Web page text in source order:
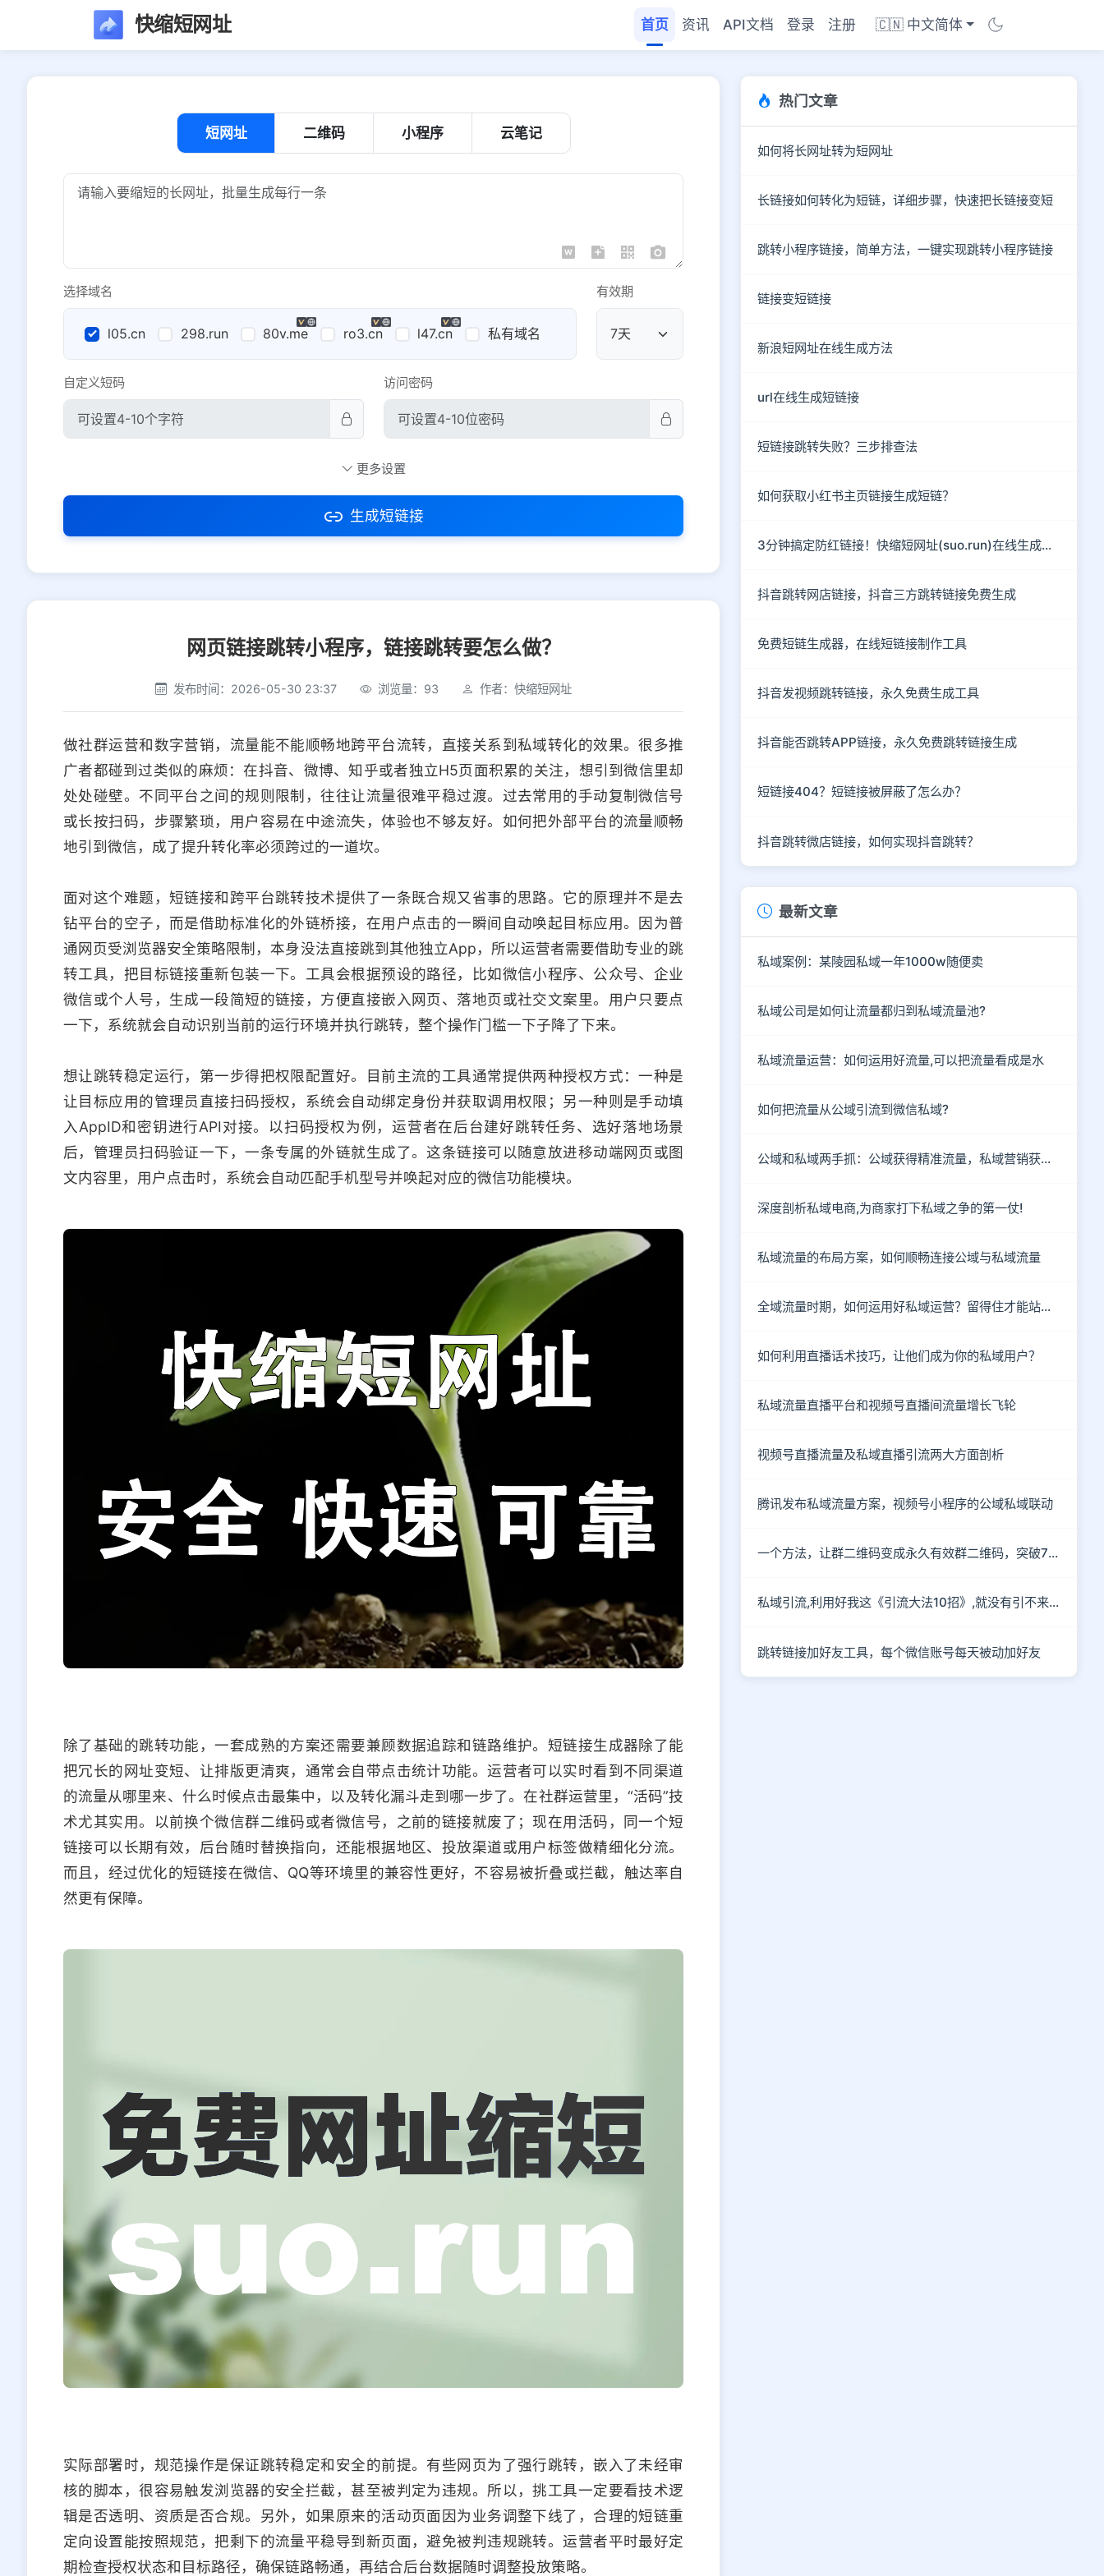
快缩短网址 首页 资讯 API文档 登录 注册 🇨🇳 中文简体
短网址 二维码 小程序 云笔记
选择域名
l05.cn 298.run 80v.me ro3.cn l47.cn 私有域名 公共域名
有效期
自定义短码 访问密码
社交平台 电商平台
选择防红平台类型，避免链接被拦截
平台设置
iOS Android PC 其他
更多设置
生成短链接
网页链接跳转小程序，链接跳转要怎么做？
发布时间：2026-05-30 23:37 浏览量：93 作者：快缩短网址
做社群运营和数字营销，流量能不能顺畅地跨平台流转，直接关系到私域转化的效果。很多推
广者都碰到过类似的麻烦：在抖音、微博、知乎或者独立H5页面积累的关注，想引到微信里却
处处碰壁。不同平台之间的规则限制，往往让流量很难平稳过渡。过去常用的手动复制微信号
或长按扫码，步骤繁琐，用户容易在中途流失，体验也不够友好。如何把外部平台的流量顺畅
地引到微信，成了提升转化率必须跨过的一道坎。
面对这个难题，短链接和跨平台跳转技术提供了一条既合规又省事的思路。它的原理并不是去
钻平台的空子，而是借助标准化的外链桥接，在用户点击的一瞬间自动唤起目标应用。因为普
通网页受浏览器安全策略限制，本身没法直接跳到其他独立App，所以运营者需要借助专业的跳
转工具，把目标链接重新包装一下。工具会根据预设的路径，比如微信小程序、公众号、企业
微信或个人号，生成一段简短的链接，方便直接嵌入网页、落地页或社交文案里。用户只要点
一下，系统就会自动识别当前的运行环境并执行跳转，整个操作门槛一下子降了下来。
想让跳转稳定运行，第一步得把权限配置好。目前主流的工具通常提供两种授权方式：一种是
让目标应用的管理员直接扫码授权，系统会自动绑定身份并获取调用权限；另一种则是手动填
入AppID和密钥进行API对接。以扫码授权为例，运营者在后台建好跳转任务、选好落地场景
后，管理员扫码验证一下，一条专属的外链就生成了。这条链接可以随意放进移动端网页或图
文内容里，用户点击时，系统会自动匹配手机型号并唤起对应的微信功能模块。
除了基础的跳转功能，一套成熟的方案还需要兼顾数据追踪和链路维护。短链接生成器除了能
把冗长的网址变短、让排版更清爽，通常会自带点击统计功能。运营者可以实时看到不同渠道
的流量从哪里来、什么时候点击最集中，以及转化漏斗走到哪一步了。在社群运营里，“活码”技
术尤其实用。以前换个微信群二维码或者微信号，之前的链接就废了；现在用活码，同一个短
链接可以长期有效，后台随时替换指向，还能根据地区、投放渠道或用户标签做精细化分流。
而且，经过优化的短链接在微信、QQ等环境里的兼容性更好，不容易被折叠或拦截，触达率自
然更有保障。
实际部署时，规范操作是保证跳转稳定和安全的前提。有些网页为了强行跳转，嵌入了未经审
核的脚本，很容易触发浏览器的安全拦截，甚至被判定为违规。所以，挑工具一定要看技术逻
辑是否透明、资质是否合规。另外，如果原来的活动页面因为业务调整下线了，合理的短链重
定向设置能按照规范，把剩下的流量平稳导到新页面，避免被判违规跳转。运营者平时最好定
期检查授权状态和目标路径，确保链路畅通，再结合后台数据随时调整投放策略。
热门文章
如何将长网址转为短网址
长链接如何转化为短链，详细步骤，快速把长链接变短
跳转小程序链接，简单方法，一键实现跳转小程序链接
链接变短链接
新浪短网址在线生成方法
url在线生成短链接
短链接跳转失败？三步排查法
如何获取小红书主页链接生成短链？
3分钟搞定防红链接！快缩短网址(suo.run)在线生成指南
抖音跳转网店链接，抖音三方跳转链接免费生成
免费短链生成器，在线短链接制作工具
抖音发视频跳转链接，永久免费生成工具
抖音能否跳转APP链接，永久免费跳转链接生成
短链接404？短链接被屏蔽了怎么办？
抖音跳转微店链接，如何实现抖音跳转？
最新文章
私域案例：某陵园私域一年1000w随便卖
私域公司是如何让流量都归到私域流量池?
私域流量运营：如何运用好流量,可以把流量看成是水
如何把流量从公域引流到微信私域?
公域和私域两手抓：公域获得精准流量，私域营销获客成单
深度剖析私域电商,为商家打下私域之争的第一仗!
私域流量的布局方案，如何顺畅连接公域与私域流量
全域流量时期，如何运用好私域运营？留得住才能站得住！
如何利用直播话术技巧，让他们成为你的私域用户？
私域流量直播平台和视频号直播间流量增长飞轮
视频号直播流量及私域直播引流两大方面剖析
腾讯发布私域流量方案，视频号小程序的公域私域联动
一个方法，让群二维码变成永久有效群二维码，突破7天的限制
私域引流,利用好我这《引流大法10招》,就没有引不来的流量!
跳转链接加好友工具，每个微信账号每天被动加好友